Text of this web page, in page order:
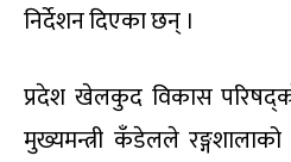
निर्देशन दिएका छन् ।
प्रदेश खेलकुद विकास
मुख्यमन्त्री कँडेलले रङ्गशालाको